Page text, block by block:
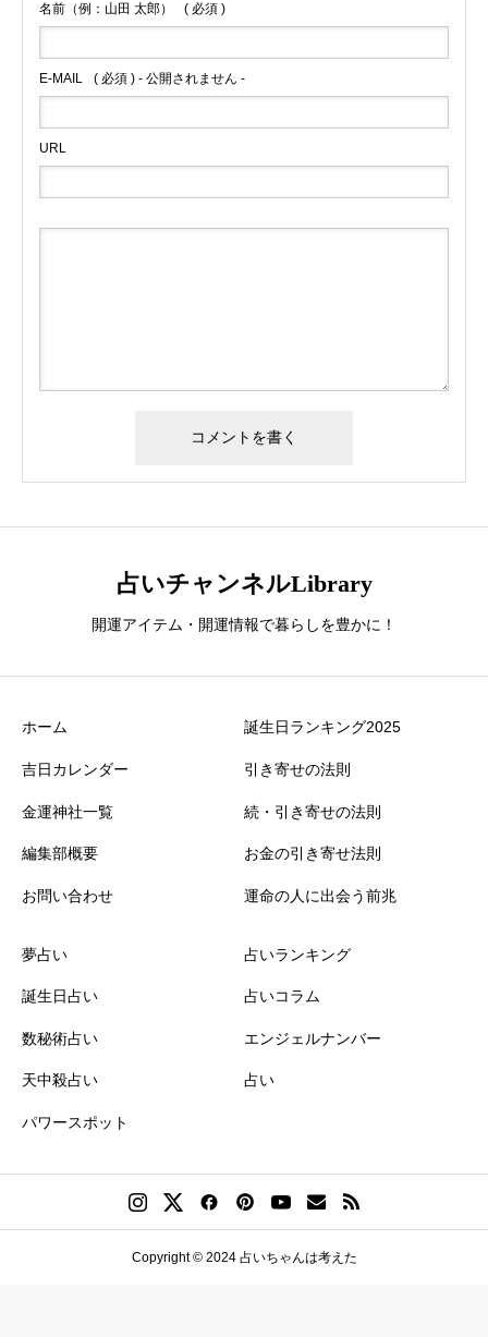
名前（例：山田 太郎） ( 必須 )
E-MAIL ( 必須 ) - 公開されません -
URL
占いチャンネルLibrary
開運アイテム・開運情報で暮らしを豊かに！
ホーム
吉日カレンダー
金運神社一覧
編集部概要
お問い合わせ
誕生日ランキング2025
引き寄せの法則
続・引き寄せの法則
お金の引き寄せ法則
運命の人に出会う前兆
夢占い
誕生日占い
数秘術占い
天中殺占い
パワースポット
占いランキング
占いコラム
エンジェルナンバー
占い
Copyright © 2024 占いちゃんは考えた